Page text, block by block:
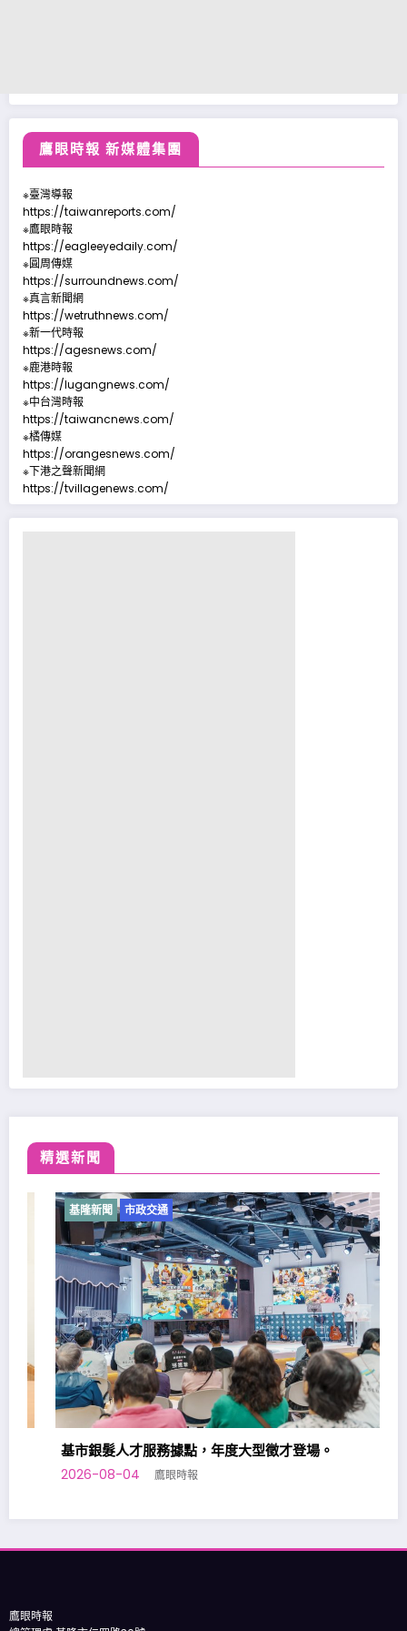
鷹眼時報 新媒體集團
※臺灣導報
https://taiwanreports.com/
※鷹眼時報
https://eagleeyedaily.com/
※圓周傳媒
https://surroundnews.com/
※真言新聞網
https://wetruthnews.com/
※新一代時報
https://agesnews.com/
※鹿港時報
https://lugangnews.com/
※中台灣時報
https://taiwancnews.com/
※橘傳媒
https://orangesnews.com/
※下港之聲新聞網
https://tvillagenews.com/
精選新聞
基隆新聞 市政交通
基市銀髮人才服務據點，年度大型徵才登場。
2026-08-04 鷹眼時報
鷹眼時報